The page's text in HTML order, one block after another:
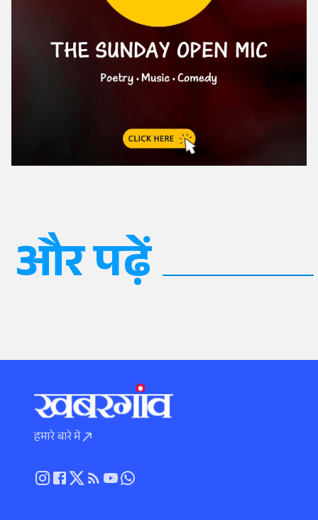
और पढ़ें
हमारे बारे में